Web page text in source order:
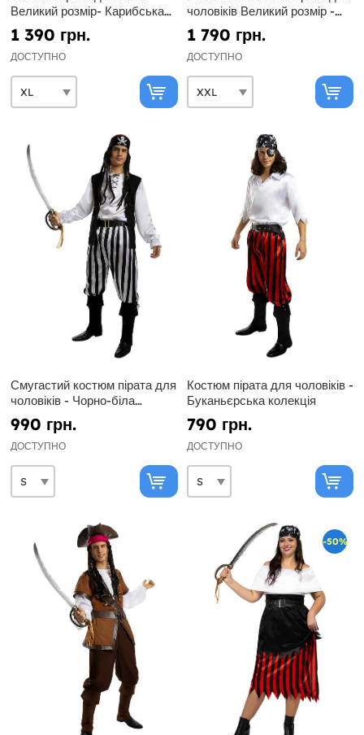
Великий розмір- Карибська
колекція
1 390 грн.
ДОСТУПНО
чоловіків Великий розмір -
Колоніальна колекція
1 790 грн.
ДОСТУПНО
Смугастий костюм пірата для
чоловіків - Чорно-біла
колекція
990 грн.
ДОСТУПНО
Костюм пірата для чоловіків -
Буканьєрська колекція
790 грн.
ДОСТУПНО
-50%